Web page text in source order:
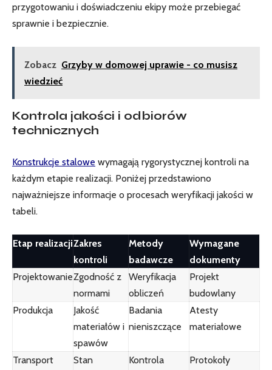
przygotowaniu i doświadczeniu ekipy może przebiegać
sprawnie i bezpiecznie.
Zobacz Grzyby w domowej uprawie - co musisz
wiedzieć
Kontrola jakości i odbiorów
technicznych
Konstrukcje stalowe wymagają rygorystycznej kontroli na
każdym etapie realizacji. Poniżej przedstawiono
najważniejsze informacje o procesach weryfikacji jakości w
tabeli.
Etap realizacjiZakres
kontroli
Metody
badawcze
Wymagane
dokumenty
ProjektowanieZgodność z
normami
Weryfikacja
obliczeń
Projekt
budowlany
Produkcja
Jakość
materiałów i
spawów
Badania
nieniszczące
Atesty
materiałowe
Transport
Stan
Kontrola
Protokoły